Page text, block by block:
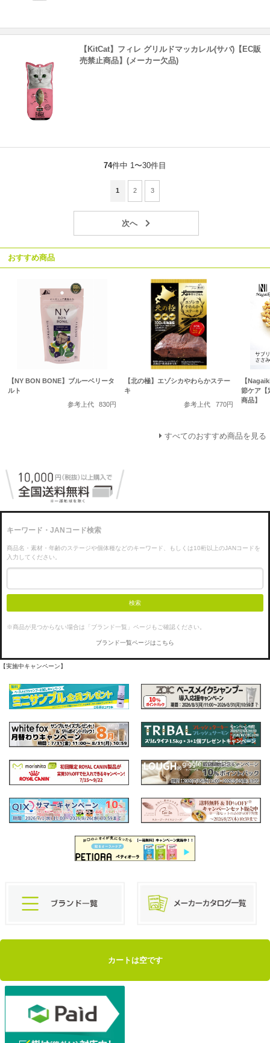
【KitCat】フィレ グリルドマッカレル(サバ)【EC販
売禁止商品】(メーカー欠品)
74件中 1〜30件目
1 2 3
おすすめ商品
【NY BON BONE】ブルーベリータ
ルト
参考上代
830円
【北の極】エゾシカやわらかステー
キ
参考上代
770円
【
節ケア【
商品】
すべてのおすすめ商品を見る
キーワード・JANコード検索
商品名・素材・年齢のステージや個体種などのキーワード、もしくは10桁以上のJANコードを
入力してください。
検索
※商品が見つからない場合は「ブランド一覧」ページもご確認ください。
ブランド一覧ページはこちら
【実施中キャンペーン】
カートは空です